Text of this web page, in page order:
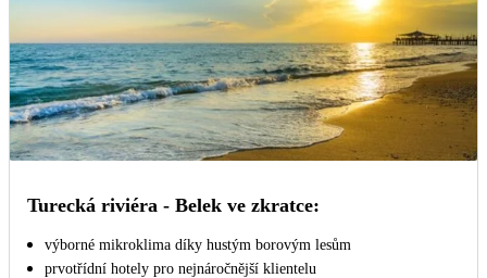
Turecká riviéra - Belek ve zkratce:
výborné mikroklima díky hustým borovým lesům
prvotřídní hotely pro nejnáročnější klientelu